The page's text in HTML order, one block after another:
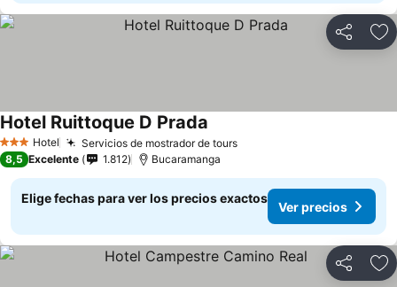
Compartir
3 Estrellas
Hotel Servicios de mostrador de toursVer precios
Hotel Ruittoque D Prada
8,5 Excelente 1.812 Bucaramanga
Elige fechas para ver los precios exactos
Ver precios
Compartir